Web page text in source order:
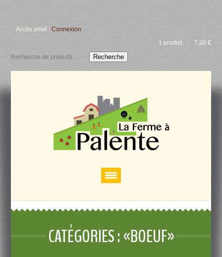
Accès privé :Connexion
1 produit
7,20 €
Recherche
CATÉGORIES : «BOEUF»